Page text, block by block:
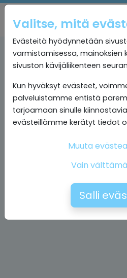
Valitse, mitä
Evästeitä hyödynnetään
varmistamisessa, mainoksien
sivuston kävijäliikenteen
Kun hyväksyt evästeet,
palveluistamme entistä
tarjoamaan sinulle
evästeillämme kerätyt tiedot
Muuta
Vain
Salli